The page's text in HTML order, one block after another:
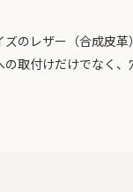
のレザー（合成皮
取付けだけでなく